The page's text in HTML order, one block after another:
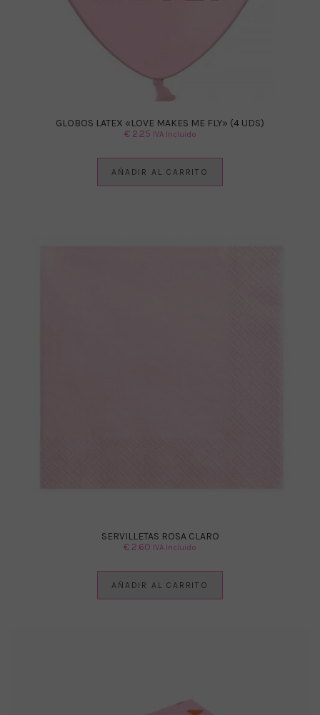
GLOBOS LATEX «LOVE MAKES ME FLY» (4 UDS)
€2.25 IVA Incluido
AÑADIR AL CARRITO
SERVILLETAS ROSA CLARO
€ 2.60 IVA Incluido
AÑADIR AL CARRITO